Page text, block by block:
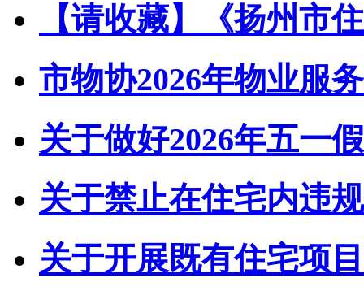
【请收藏】《扬州市
市物协2026年物业服
关于做好2026年五一
关于禁止在住宅内违
关于开展既有住宅项